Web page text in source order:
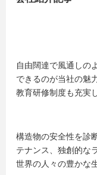
自由闊達で風通しの
できるのが当社の魅
教育研修制度も充実
構造物の安全性を診
テナンス、独創的な
世界の人々の豊かな